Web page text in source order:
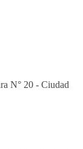
N° 20 - Ciudad